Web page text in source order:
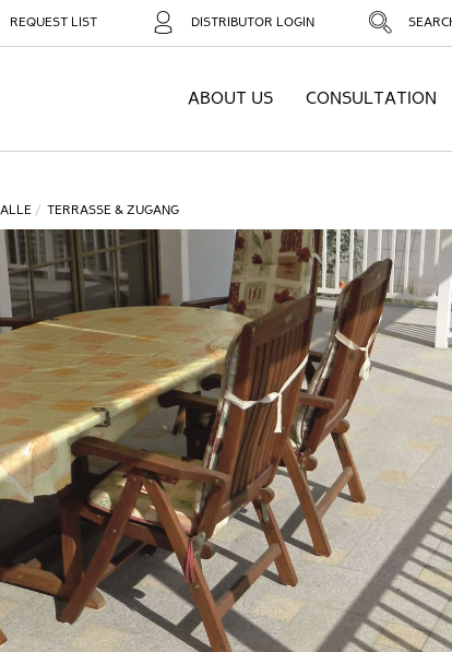
REQUEST LIST DISTRIBUTOR LOGIN
ABOUT US CONSULTATION
ALLE TERRASSE & ZUGANG